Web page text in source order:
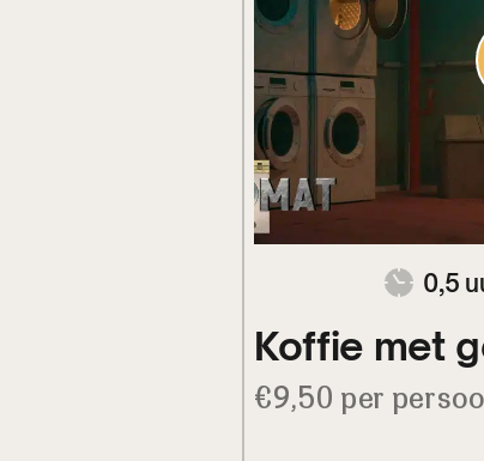
0,5
Koffie met
€9,50 per